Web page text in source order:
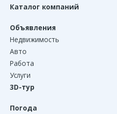
Каталог компаний
Объявления
Недвижимость
Авто
Работа
Услуги
3D-тур
Погода